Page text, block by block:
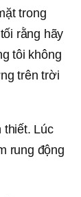
trong
rằng hãy
tôi không
trên trời
thiết. Lúc
rung động